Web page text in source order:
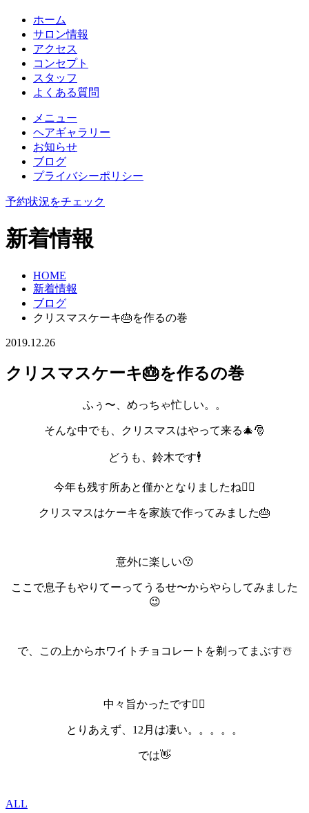
ホーム
サロン情報
アクセス
コンセプト
スタッフ
よくある質問
メニュー
ヘアギャラリー
お知らせ
ブログ
プライバシーポリシー
予約状況をチェック
新着情報
HOME
新着情報
ブログ
クリスマスケーキ🎂を作るの巻
2019.12.26
クリスマスケーキ🎂を作るの巻
ふぅ〜、めっちゃ忙しい。。
そんな中でも、クリスマスはやって来る🎄🎅
どうも、鈴木です🕴
今年も残す所あと僅かとなりましたね🏋️‍♂️
クリスマスはケーキを家族で作ってみました🎂
意外に楽しい😗
ここで息子もやりてーってうるせ〜からやらしてみました
😉
で、この上からホワイトチョコレートを剃ってまぶす☃️
中々旨かったです🙆‍♂️
とりあえず、12月は凄い。。。。。
では👋
ALL